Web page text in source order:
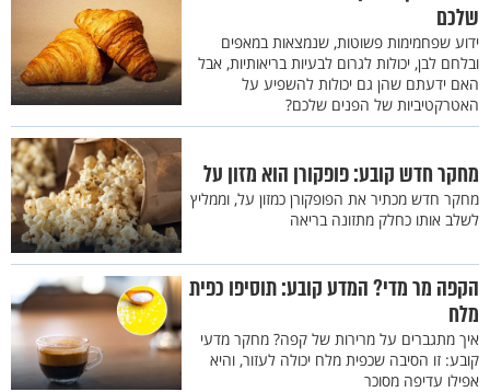
שלכם
ידוע שפחמימות פשוטות, שנמצאות במאפים
ובלחם לבן, יכולות לגרום לבעיות בריאותיות, אבל
האם ידעתם שהן גם יכולות להשפיע על
האטרקטיביות של הפנים שלכם?
מחקר חדש קובע: פופקורן הוא מזון על
מחקר חדש מכתיר את הפופקורן כמזון על, וממליץ
לשלב אותו כחלק מתזונה בריאה
הקפה מר מדי? המדע קובע: תוסיפו כפית
מלח
איך מתגברים על מרירות של קפה? מחקר מדעי
קובע: זו הסיבה שכפית מלח יכולה לעזור, והיא
אפילו עדיפה מסוכר